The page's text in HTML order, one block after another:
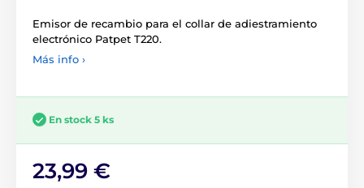
Emisor de recambio para el collar de adiestramiento
electrónico Patpet T220.
Más info ›
En stock 5 ks
23,99 €